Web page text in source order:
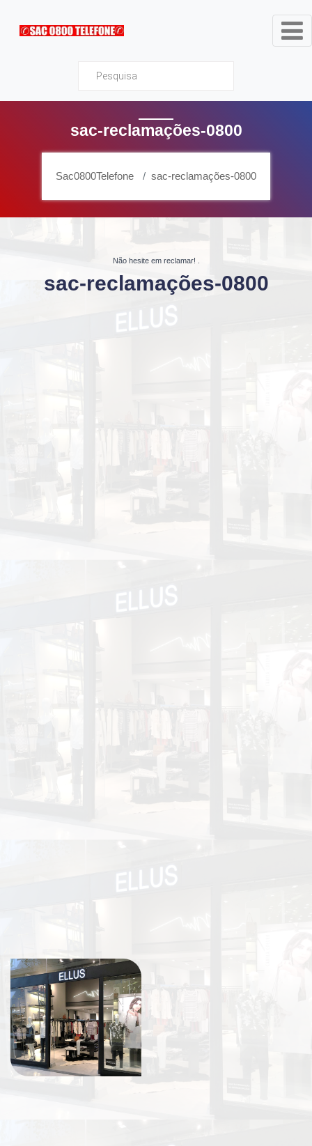
Sac0800Telefone
sac-reclamações-0800
Sac0800Telefone sac-reclamações-0800
Não hesite em reclamar!
sac-reclamações-0800